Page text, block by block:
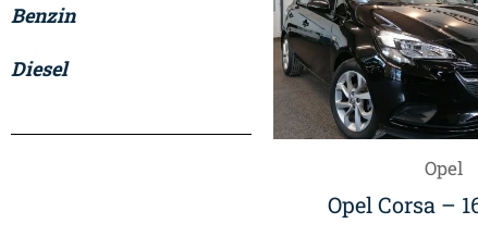
Benzin
Diesel
Opel
Opel Corsa –